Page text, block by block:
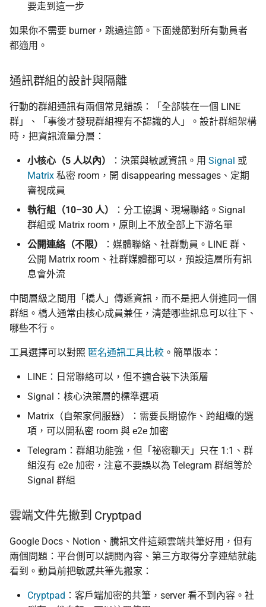
要走到這一步
如果你不需要 burner，跳過這節。下面幾節對所有動員者
都適用。
通訊群組的設計與隔離
行動的群組通訊有兩個常見錯誤：「全部裝在一個 LINE
群」、「事後才發現群組裡有不認識的人」。設計群組架構
時，把資訊流量分層：
小核心（5 人以內） ：決策與敏感資訊。用 Signal 或
Matrix 私密 room，開 disappearing messages、定期
審視成員
執行組（10–30 人）
：分工協調、現場聯絡。Signal
群組或 Matrix room，原則上不放全部上下游名單
公開連絡（不限）
：媒體聯絡、社群動員。LINE 群、
公開 Matrix room、社群媒體都可以，預設這層所有訊
息會外流
中間層級之間用「橋人」傳遞資訊，而不是把人併進同一個
群組。橋人通常由核心成員兼任，清楚哪些訊息可以往下、
哪些不行。
工具選擇可以對照 匿名通訊工具比較 。簡單版本：
LINE：日常聯絡可以，但不適合裝下決策層
Signal：核心決策層的標準選項
Matrix（自架家伺服器）：需要長期協作、跨組織的選
項，可以開私密 room 與 e2e 加密
Telegram：群組功能強，但「祕密聊天」只在 1:1、群
組沒有 e2e 加密，注意不要誤以為 Telegram 群組等於
Signal 群組
雲端文件先撤到 Cryptpad
Google Docs、Notion、騰訊文件這類雲端共筆好用，但有
兩個問題：平台側可以調閱內容、第三方取得分享連結就能
看到。動員前把敏感共筆先搬家：
Cryptpad ：客戶端加密的共筆，server 看不到內容。社